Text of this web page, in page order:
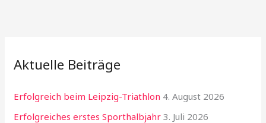
Aktuelle Beiträge
Erfolgreich beim Leipzig-Triathlon 4. August 2026
Erfolgreiches erstes Sporthalbjahr 3. Juli 2026